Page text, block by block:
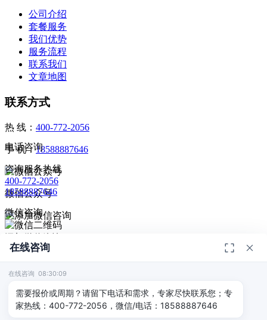
公司介绍
套餐服务
我们优势
服务流程
联系我们
文章地图
联系方式
热 线： 400-772-2056
手 机：18588887646
微信公众号
© 2026深圳市德恺检测有限公司版权所有 -宣传册|粤ICP备
2025393459号-1
电话咨询
咨询服务热线
400-772-2056
18588887646
微信咨询
扫码添加微信咨询
给我回电
在线咨询
在线咨询 08:30:09
需要报价或周期？请留下电话和需求，专家尽快联系您；专
家热线：400-772-2056，微信/电话：18588887646